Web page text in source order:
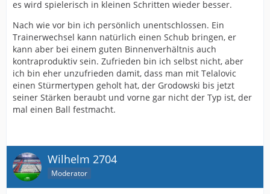
es wird spielerisch in kleinen Schritten wieder besser.
Nach wie vor bin ich persönlich unentschlossen. Ein
Trainerwechsel kann natürlich einen Schub bringen, er
kann aber bei einem guten Binnenverhältnis auch
kontraproduktiv sein. Zufrieden bin ich selbst nicht, aber
ich bin eher unzufrieden damit, dass man mit Telalovic
einen Stürmertypen geholt hat, der Grodowski bis jetzt
seiner Stärken beraubt und vorne gar nicht der Typ ist, der
mal einen Ball festmacht.
Wilhelm 2704
Moderator